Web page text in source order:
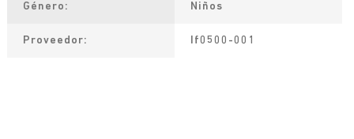
Género Niños
Proveedor If0500-001